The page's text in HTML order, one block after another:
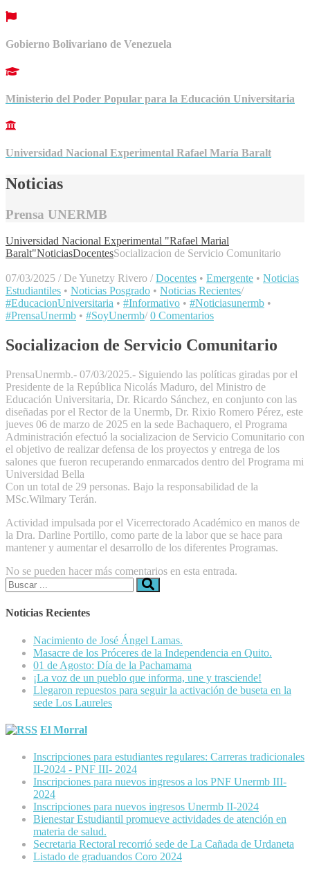
Gobierno Bolivariano de Venezuela
Ministerio del Poder Popular para la Educación Universitaria
Universidad Nacional Experimental Rafael María Baralt
Noticias
Prensa UNERMB
Universidad Nacional Experimental "Rafael Marial
Baralt"NoticiasDocentesSocializacion de Servicio Comunitario
07/03/2025 / De Yunetzy Rivero / Docentes • Emergente • Noticias
Estudiantiles • Noticias Posgrado • Noticias Recientes/
#EducacionUniversitaria • #Informativo • #Noticiasunermb •
#PrensaUnermb • #SoyUnermb/ 0 Comentarios
Socializacion de Servicio Comunitario
PrensaUnermb.- 07/03/2025.- Siguiendo las políticas giradas por el
Presidente de la República Nicolás Maduro, del Ministro de
Educación Universitaria, Dr. Ricardo Sánchez, en conjunto con las
diseñadas por el Rector de la Unermb, Dr. Rixio Romero Pérez, este
jueves 06 de marzo de 2025 en la sede Bachaquero, el Programa
Administración efectuó la socializacion de Servicio Comunitario con
el objetivo de realizar defensa de los proyectos y entrega de los
salones que fueron recuperando enmarcados dentro del Programa mi
Universidad Bella
Con un total de 29 personas. Bajo la responsabilidad de la
MSc.Wilmary Terán.
Actividad impulsada por el Vicerrectorado Académico en manos de
la Dra. Darline Portillo, como parte de la labor que se hace para
mantener y aumentar el desarrollo de los diferentes Programas.
No se pueden hacer más comentarios en esta entrada.
Buscar:
Noticias Recientes
Nacimiento de José Ángel Lamas.
Masacre de los Próceres de la Independencia en Quito.
01 de Agosto: Día de la Pachamama
¡La voz de un pueblo que informa, une y trasciende!
Llegaron repuestos para seguir la activación de buseta en la
sede Los Laureles
El Morral
Inscripciones para estudiantes regulares: Carreras tradicionales
II-2024 - PNF III- 2024
Inscripciones para nuevos ingresos a los PNF Unermb III-
2024
Inscripciones para nuevos ingresos Unermb II-2024
Bienestar Estudiantil promueve actividades de atención en
materia de salud.
Secretaria Rectoral recorrió sede de La Cañada de Urdaneta
Listado de graduandos Coro 2024